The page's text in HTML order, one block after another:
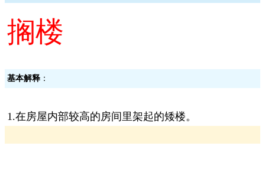
搁楼
基本解释 ：
1.在房屋内部较高的房间里架起的矮楼。